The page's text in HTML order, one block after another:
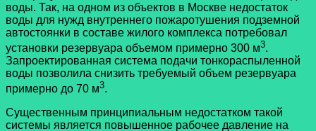
воды. Так, на одном из объектов в Москве недостаток
воды для нужд внутреннего пожаротушения подземной
автостоянки в составе жилого комплекса потребовал
установки резервуара объемом примерно 300 м3.
Запроектированная система подачи тонкораспыленной
воды позволила снизить требуемый объем резервуара
примерно до 70 м3.
Существенным принципиальным недостатком такой
системы является повышенное рабочее давление на